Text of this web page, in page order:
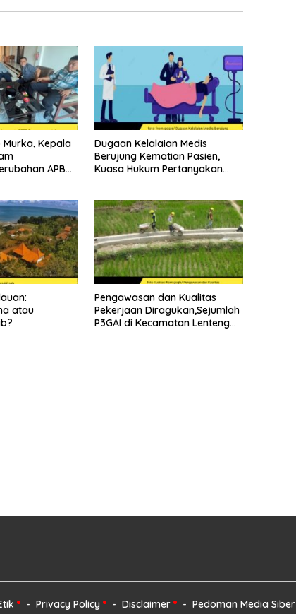
Murka, Kepala
APBD
Dugaan Kelalaian Medis
Berujung Kematian Pasien,
Kuasa Hukum Pertanyakan
atau
Pengawasan dan Kualitas
Pekerjaan Diragukan,Sejumlah
P3GAI di Kecamatan Lenteng
Privacy Policy Disclaimer Pedoman Media Siber